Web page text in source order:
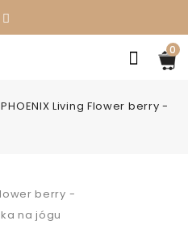
0
PHOENIX Living Flower berry -